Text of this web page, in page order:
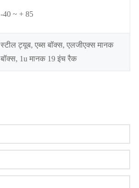
-40 ~ + 85
स्टील ट्यूब, एब्स बॉक्स, एलजीएक्स मानक
बॉक्स, 1u मानक 19 इंच रैक